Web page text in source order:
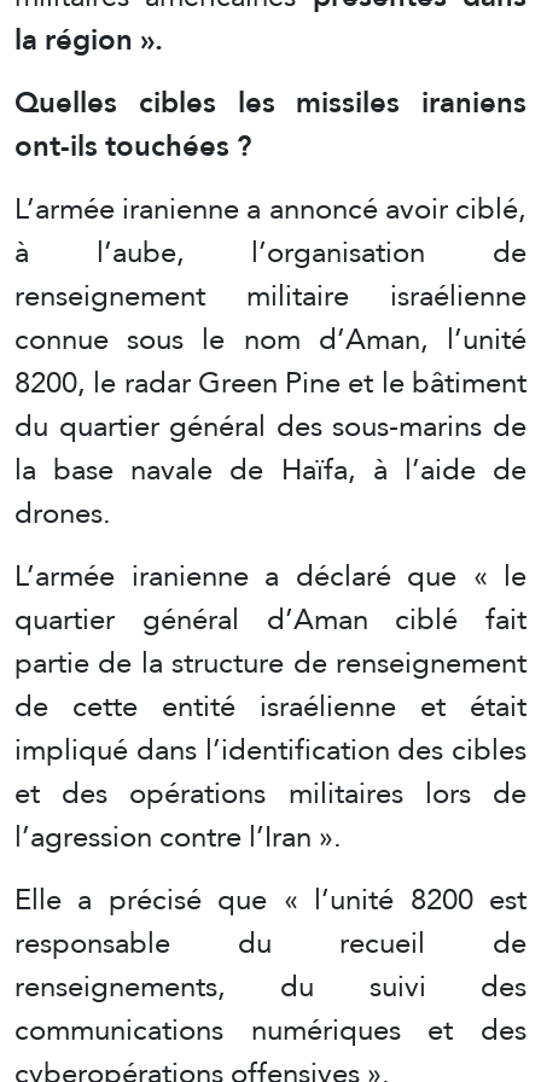
la région ».
Quelles cibles les missiles iraniens
ont-ils touchées ?
L’armée iranienne a annoncé avoir ciblé,
à l’aube, l’organisation de
renseignement militaire israélienne
connue sous le nom d’Aman, l’unité
8200, le radar Green Pine et le bâtiment
du quartier général des sous-marins de
la base navale de Haïfa, à l’aide de
drones.
L’armée iranienne a déclaré que « le
quartier général d’Aman ciblé fait
partie de la structure de renseignement
de cette entité israélienne et était
impliqué dans l’identification des cibles
et des opérations militaires lors de
l’agression contre l’Iran ».
Elle a précisé que « l’unité 8200 est
responsable du recueil de
renseignements, du suivi des
communications numériques et des